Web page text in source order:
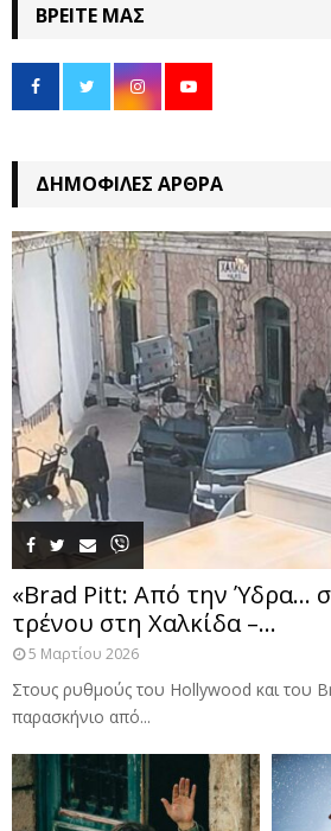
ΒΡΕΊΤΕ ΜΑΣ
ΔΗΜΟΦΙΛΈΣ ΆΡΘΡΑ
«Brad Pitt: Από την Ύδρα…
τρένου στη Χαλκίδα –...
5 Μαρτίου 2026
Στους ρυθμούς του Hollywood και του
παρασκήνιο από...